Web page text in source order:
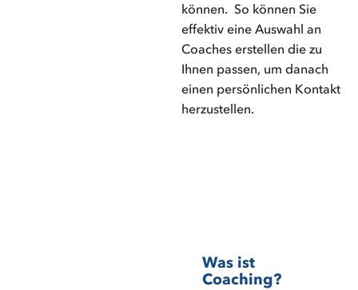
können. So können Sie
effektiv eine Auswahl an
Coaches erstellen die zu
Ihnen passen, um danach
einen persönlichen Kontakt
herzustellen.
Was ist
Coaching?